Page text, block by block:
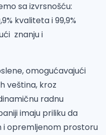
sa izvrsnošću:
kvaliteta i 99,9%
znanju i
omogućavajući
veština, kroz
radnu
imaju priliku da
i opremljenom prostoru